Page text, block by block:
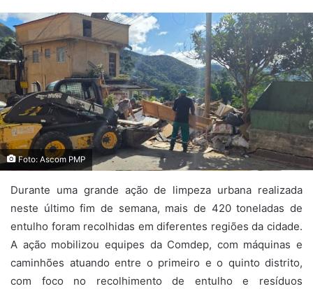
Foto: Ascom PMP
Durante uma grande ação de limpeza urbana realizada
neste último fim de semana, mais de 420 toneladas de
entulho foram recolhidas em diferentes regiões da cidade.
A ação mobilizou equipes da Comdep, com máquinas e
caminhões atuando entre o primeiro e o quinto distrito,
com foco no recolhimento de entulho e resíduos